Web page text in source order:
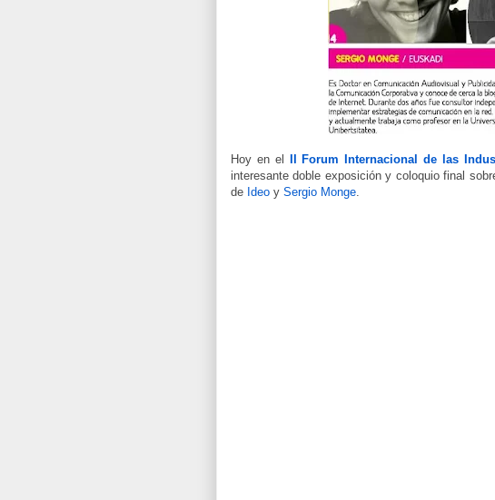
Hoy en el II Forum Internacional de las
interesante doble exposición y coloquio final
de Ideo y Sergio Monge.